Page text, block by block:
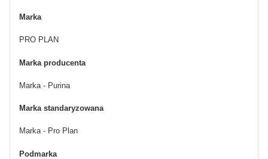
Marka
PRO PLAN
Marka producenta
Marka - Purina
Marka standaryzowana
Marka - Pro Plan
Podmarka